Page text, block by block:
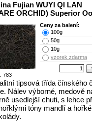
Fujian WUYI QI LAN
ORCHID) Superior
783
Ceny za balení:
100g
50g
10g
vzorek zdarma
tipsová třída čínského
Nálev výborné, medově
usedlejší chuti, s lehce
tóny mandlí a hořké